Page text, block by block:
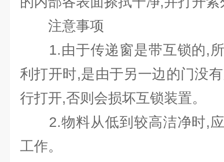
注意事项
1.由于传递窗是带互锁的,所
利打开时,是由于另一边的门没
行打开,否则会损坏互锁装置。
2.物料从低到较高洁净时,应
工作。